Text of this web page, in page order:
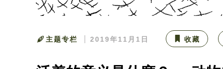
主题专栏 2019年11月1日 收藏